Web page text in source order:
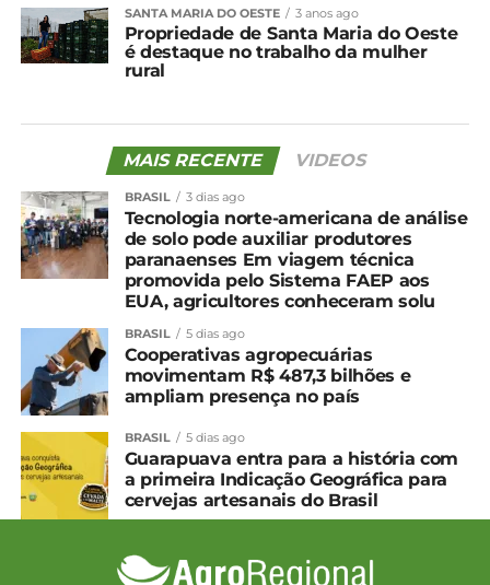
SANTA MARIA DO OESTE 3 anos ago
Propriedade de Santa Maria do Oeste
é destaque no trabalho da mulher
rural
MAIS RECENTE VIDEOS
BRASIL 3 dias ago
Tecnologia norte-americana de análise
de solo pode auxiliar produtores
paranaenses Em viagem técnica
promovida pelo Sistema FAEP aos
EUA, agricultores conheceram solu
BRASIL 5 dias ago
Cooperativas agropecuárias
movimentam R$ 487,3 bilhões e
ampliam presença no país
BRASIL 5 dias ago
Guarapuava entra para a história com
a primeira Indicação Geográfica para
cervejas artesanais do Brasil